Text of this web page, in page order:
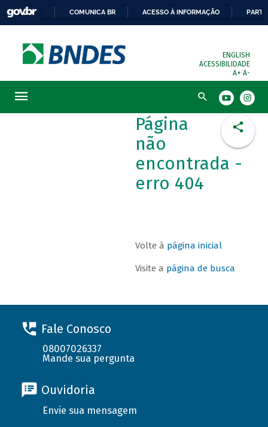
COMUNICA BR ACESSO À INFORMAÇÃO
ENGLISH
ACESSIBILIDADE
A+ A-
Busca
Página
não
encontrada -
erro 404
Volte à página inicial
Visite a página de busca
Fale Conosco
08007026337
Mande sua pergunta
Ouvidoria
Envie sua mensagem